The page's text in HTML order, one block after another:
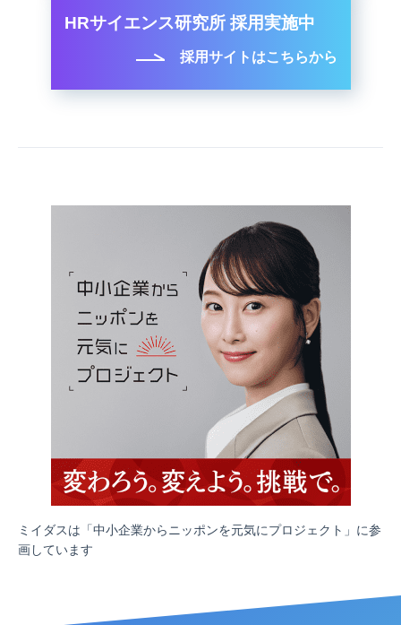
HRサイエンス研究所 採用実施中
採用サイトはこちらから
ミイダスは「中小企業からニッポンを元気にプロジェクト」に参
画しています